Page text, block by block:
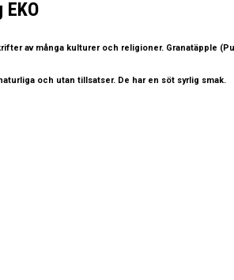
av många kulturer och religioner. Granatäpple
och utan tillsatser. De har en söt syrlig smak.